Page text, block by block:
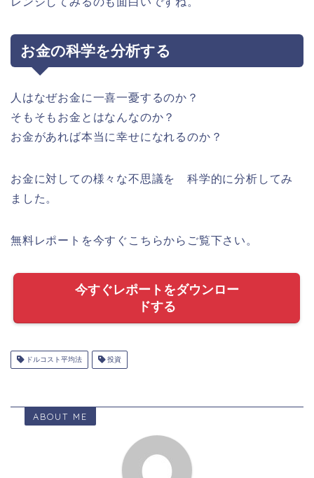
お金の科学を分析する
人はなぜお金に一喜一憂するのか？
そもそもお金とはなんなのか？
お金があれば本当に幸せになれるのか？
お金に対しての様々な不思議を 科学的に分析してみ
ました。
無料レポートを今すぐこちらからご覧下さい。
今すぐレポートをダウンロー
ドする
ドルコスト平均法 投資
ABOUT ME